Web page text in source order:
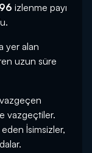
izlenme payı
yer alan
uzun süre
vazgeçtiler.
İsimsizler,